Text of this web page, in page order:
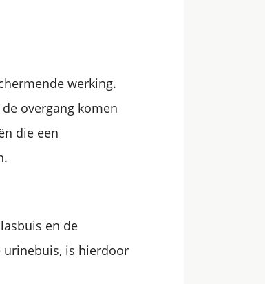
werking.
overgang komen
die een
en de
urinebuis, is hierdoor